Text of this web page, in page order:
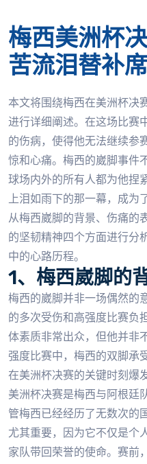
梅西美洲杯
苦流泪替补
本文将围绕梅西在美洲杯决
进行详细阐述。在这场比赛
的伤病，使得他无法继续参
惊和心痛。梅西的崴脚事件
球场内外的所有人都为他捏
上泪如雨下的那一幕，成为
从梅西崴脚的背景、伤痛的
的坚韧精神四个方面进行分
中的心路历程。
1、梅西崴脚的
梅西的崴脚并非一场偶然的
的多次受伤和高强度比赛负
体素质非常出众，但他并非
强度比赛中，梅西的双脚承
在美洲杯决赛的关键时刻爆发
美洲杯决赛是梅西与阿根廷
管梅西已经经历了无数次的
尤其重要，因为它不仅是个
家队带回荣誉的使命。赛前